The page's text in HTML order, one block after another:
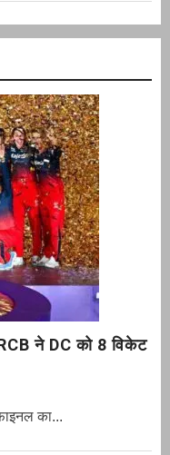
ने DC को 8 विकेट
का...